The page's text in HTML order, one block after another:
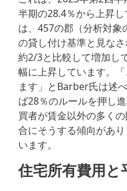
半期の28.4％から上昇
は、457の郡（分析対
の貸し付け基準と見な
約2/3と比較して増加し
幅に上昇しています。
ます」とBarber氏は述
ば28％のルールを押し
買者が賃金以外の多く
合にそうする傾向があ
います。
住宅所有費用と